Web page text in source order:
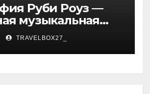
Руби Роуз —
музыкальная
личная жизнь и
достижения
TRAVELBOX27_